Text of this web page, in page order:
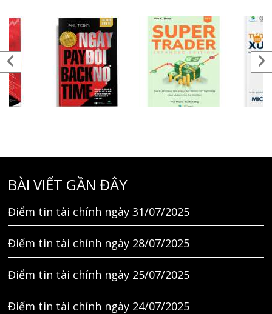
BÀI VIẾT GẦN ĐÂY
Điểm tin tài chính ngày 31/07/2025
Điểm tin tài chính ngày 28/07/2025
Điểm tin tài chính ngày 25/07/2025
Điểm tin tài chính ngày 24/07/2025